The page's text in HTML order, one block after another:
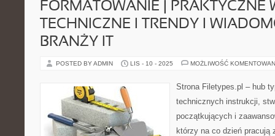
FORMATOWANIE | PRAKTYCZNE
TECHNICZNE I TRENDY I
BRANŻY IT
POSTED BY ADMIN LIS - 10 - 2025 MOŻLIWOŚĆ
Strona Filetypes.pl – hub
technicznych instrukcji,
początkujących i
którzy na co dzień pracują